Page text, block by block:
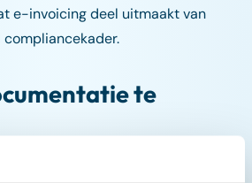
e-invoicing deel uitmaakt van
te
documentatiemappen over e-